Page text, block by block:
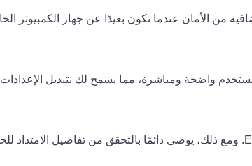
من الأمان عندما تكون بعيدًا عن جهاز الكمبيوتر
واضحة ومباشرة، مما يسمح لك بتبديل